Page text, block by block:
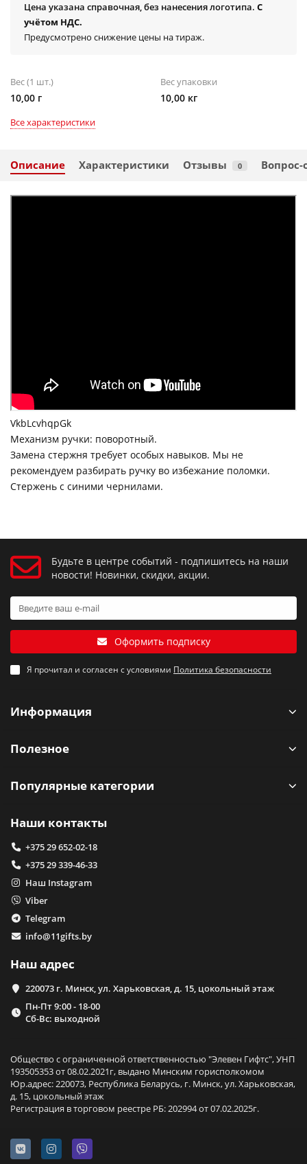
Цена указана справочная, без нанесения логотипа. С
учётом НДС.
Предусмотрено снижение цены на тираж.
Вес (1 шт.)
10,00 г
Вес упаковки
10,00 кг
Все характеристики
Описание Характеристики Отзывы 0 Вопрос-
VkbLcvhqpGk
Механизм ручки: поворотный.
Замена стержня требует особых навыков. Мы не
рекомендуем разбирать ручку во избежание поломки.
Стержень с синими чернилами.
Будьте в центре событий - подпишитесь на наши
новости! Новинки, скидки, акции.
Оформить подписку
Я прочитал и согласен с условиями Политика безопасности
Информация
Полезное
Популярные категории
Наши контакты
+375 29 652-02-18
+375 29 339-46-33
Наш Instagram
Viber
Telegram
info@11gifts.by
Наш адрес
220073 г. Минск, ул. Харьковская, д. 15, цокольный этаж
Пн-Пт 9:00 - 18-00
Сб-Вс: выходной
Общество с ограниченной ответственностью "Элевен Гифтс", УНП
193505353 от 08.02.2021г, выдано Минским горисполкомом
Юр.адрес: 220073, Республика Беларусь, г. Минск, ул. Харьковская,
д. 15, цокольный этаж
Регистрация в торговом реестре РБ: 202994 от 07.02.2025г.